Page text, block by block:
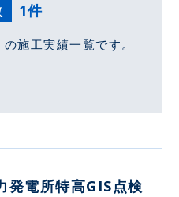
1件
施工実績一覧です。
発電所特高GIS点検